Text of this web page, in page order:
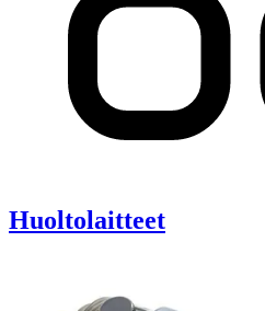
Huoltolaitteet